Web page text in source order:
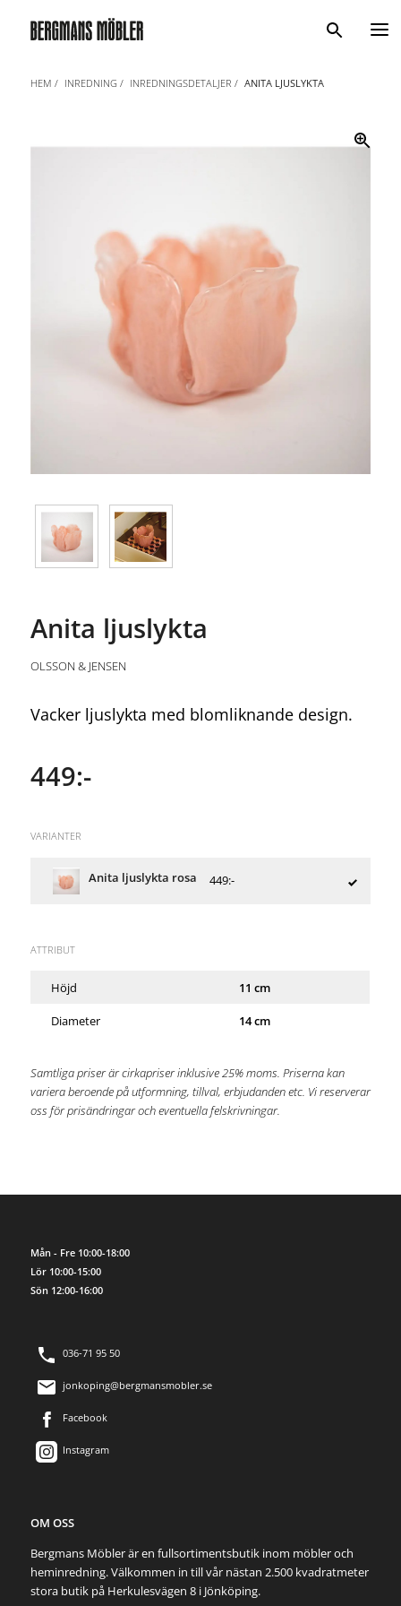
Sök
HEM INREDNING INREDNINGSDETALJER ANITA LJUSLYKTA
Anita ljuslykta
OLSSON & JENSEN
Vacker ljuslykta med blomliknande design.
449:-
VARIANTER
Anita ljuslykta rosa 449:-
ATTRIBUT
Höjd 11 cm
Diameter 14 cm
Samtliga priser är cirkapriser inklusive 25% moms. Priserna kan
variera beroende på utformning, tillval, erbjudanden etc. Vi reserverar
oss för prisändringar och eventuella felskrivningar.
Mån - Fre 10:00-18:00
Lör 10:00-15:00
Sön 12:00-16:00
036-71 95 50
jonkoping@bergmansmobler.se
Facebook
Instagram
OM OSS
Bergmans Möbler är en fullsortimentsbutik inom möbler och
heminredning. Välkommen in till vår nästan 2.500 kvadratmeter
stora butik på Herkulesvägen 8 i Jönköping.